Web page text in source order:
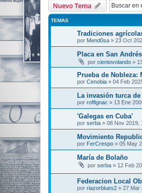
Nuevo Tema
TEMAS
Tradiciones
por Mend0sa » 23 Oct
Placa en San
por cientovolando »
Prueba de
por Cenobia » 04 Feb
La invasión turca de
por roffignac » 13 Ene
'Galegas en Cuba'
por serba » 08 Nov 2019,
Movimiento
por FerCrespo » 05 May
María de Bolaño
por serba » 12 Feb
Federacion Local
por riazorblues2 » 27 Mar